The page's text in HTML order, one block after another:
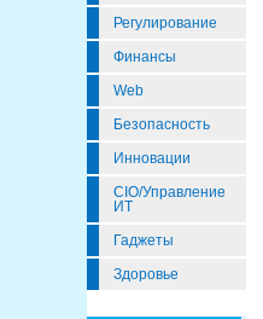
Регулирование
Финансы
Web
Безопасность
Инновации
CIO/Управление
ИТ
Гаджеты
Здоровье